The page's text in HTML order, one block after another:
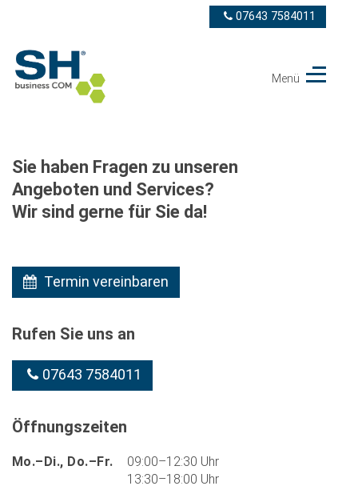
07643 7584011
COM
GmbH
Menü
Sie haben Fragen zu unseren
Angeboten und Services?
Wir sind gerne für Sie da!
Termin vereinbaren
Rufen Sie uns an
07643 7584011
Öffnungszeiten
Mo.–Di., Do.–Fr.
09:00–12:30 Uhr
13:30–18:00 Uhr